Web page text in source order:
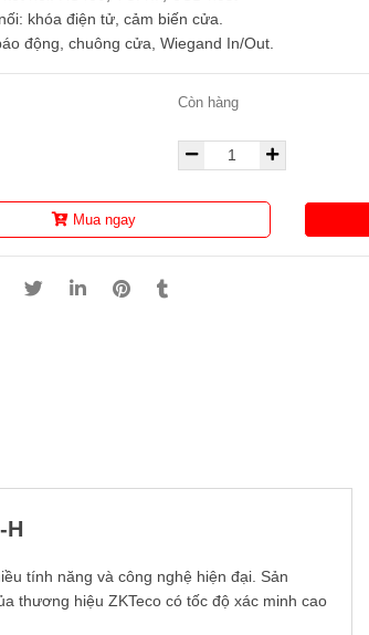
khóa điện tử, cảm biến cửa.
động, chuông cửa, Wiegand In/Out.
Còn hàng
Mua ngay
H
tính năng và công nghệ hiện đại. Sản
thương hiệu ZKTeco có tốc độ xác minh cao